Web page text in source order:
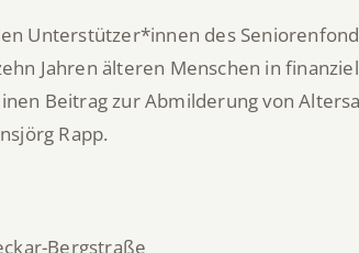
Unterstützer*innen des
Jahren älteren Menschen in
Beitrag zur Abmilderung von
Rapp.
Bergstraße